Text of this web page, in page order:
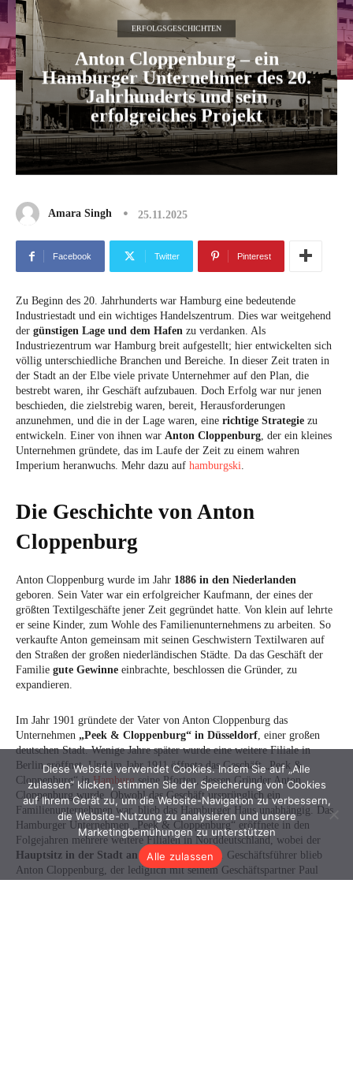
Diese Website verwendet Cookies. Indem Sie auf „Alle
zulassen“ klicken, stimmen Sie der Speicherung von Cookies
auf Ihrem Gerät zu, um die Website-Navigation zu verbessern,
die Website-Nutzung zu analysieren und unsere
Marketingbemühungen zu unterstützen
Alle zulassen